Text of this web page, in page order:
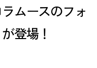
ムースのフォ
登場！